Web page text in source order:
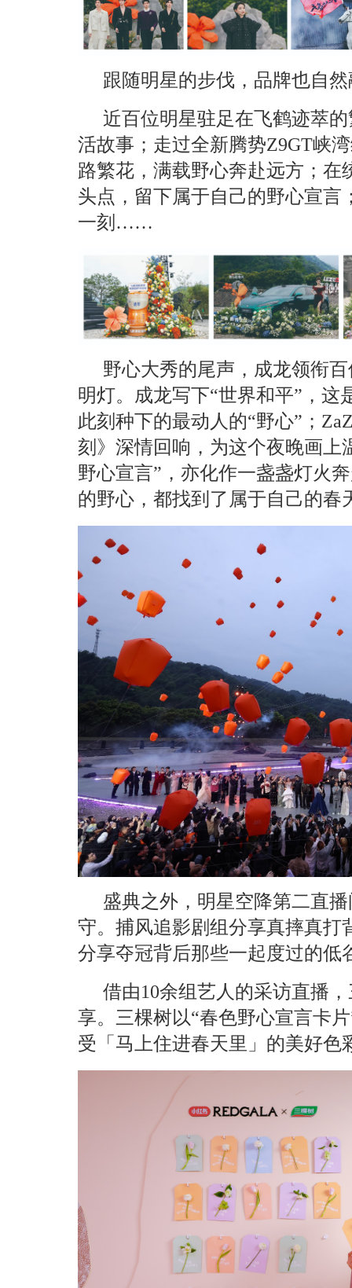
跟随明星的步伐，品牌也自
近百位明星驻足在飞鹤迹萃
活故事；走过全新腾势Z9GT峡
路繁花，满载野心奔赴远方；在
头点，留下属于自己的野心宣言
一刻……
野心大秀的尾声，成龙领衔
明灯。成龙写下“世界和平”，
此刻种下的最动人的“野心”；
刻》深情回响，为这个夜晚画上
野心宣言”，亦化作一盏盏灯火
的野心，都找到了属于自己的春
盛典之外，明星空降第二直
守。捕风追影剧组分享真摔真打
分享夺冠背后那些一起度过的
借由10余组艺人的采访直播
享。三棵树以“春色野心宣言卡
受「 马上住进春天里」的美好色